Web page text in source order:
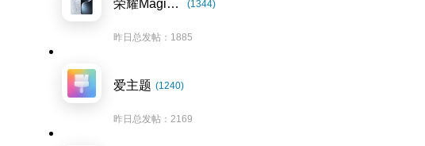
荣耀Magic7系列 (1344)
昨日总发帖：1885
爱主题 (1240)
昨日总发帖：2169